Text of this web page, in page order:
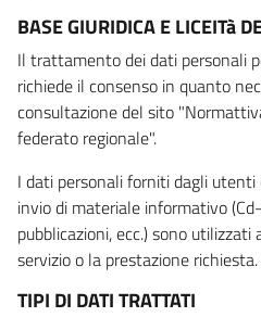
BASE GIURIDICA E LICEITà
Il trattamento dei dati personali
richiede il consenso in quanto
consultazione del sito
federato regionale".
I dati personali forniti dagli
invio di materiale informativo
pubblicazioni, ecc.) sono utilizzati
servizio o la prestazione richiesta.
TIPI DI DATI TRATTATI